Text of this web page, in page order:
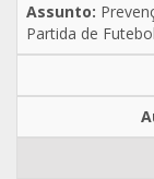
Partida de Futebol